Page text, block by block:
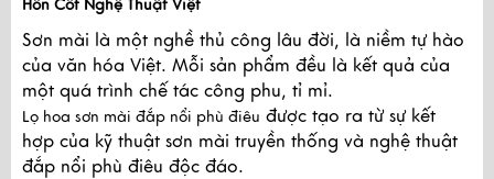
Hồn Cốt Nghệ Thuật Việt
Sơn mài là một nghề thủ công lâu đời, là niềm tự hào
của văn hóa Việt. Mỗi sản phẩm đều là kết quả của
một quá trình chế tác công phu, tỉ mỉ.
Lọ hoa sơn mài đắp nổi phù điêu được tạo ra từ sự kết
hợp của kỹ thuật sơn mài truyền thống và nghệ thuật
đắp nổi phù điêu độc đáo.